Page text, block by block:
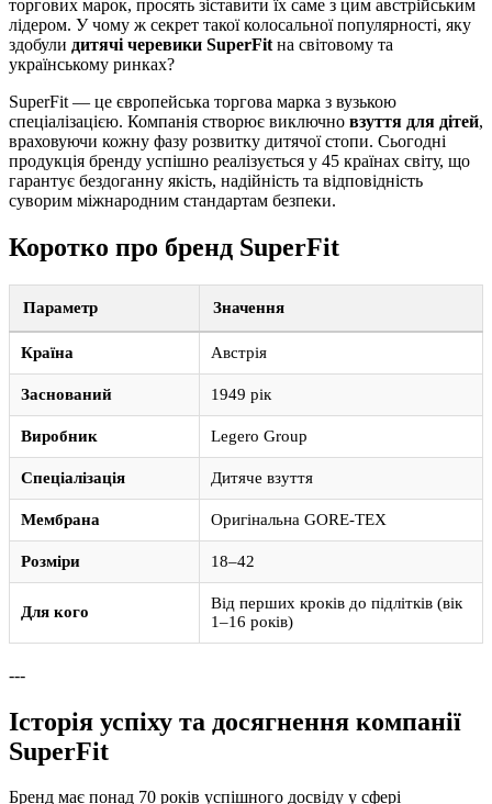
торгових марок, просять зіставити їх саме з цим австрійським
лідером. У чому ж секрет такої колосальної популярності, яку
здобули дитячі черевики SuperFit на світовому та
українському ринках?
SuperFit — це європейська торгова марка з вузькою
спеціалізацією. Компанія створює виключно взуття для дітей,
враховуючи кожну фазу розвитку дитячої стопи. Сьогодні
продукція бренду успішно реалізується у 45 країнах світу, що
гарантує бездоганну якість, надійність та відповідність
суворим міжнародним стандартам безпеки.
Коротко про бренд SuperFit
Параметр Значення
Країна Австрія
Заснований 1949 рік
Виробник Legero Group
Спеціалізація Дитяче взуття
Мембрана Оригінальна GORE-TEX
Розміри 18–42
Для кого
Від перших кроків до підлітків (вік
1–16 років)
---
Історія успіху та досягнення компанії
SuperFit
Бренд має понад 70 років успішного досвіду у сфері